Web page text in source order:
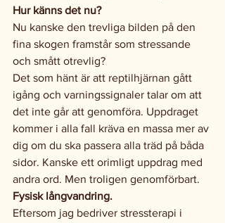
Hur känns det nu?
Nu kanske den trevliga bilden på den
fina skogen framstår som stressande
och smått otrevlig?
Det som hänt är att reptilhjärnan gått
igång och varningssignaler talar om att
det inte går att genomföra. Uppdraget
kommer i alla fall kräva en massa mer av
dig om du ska passera alla träd på båda
sidor. Kanske ett orimligt uppdrag med
andra ord. Men troligen genomförbart.
Fysisk långvandring.
Eftersom jag bedriver stressterapi i